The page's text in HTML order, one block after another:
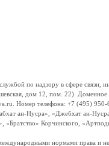
по надзору в сфере связи,
дом 12, пом. 22). Доменное
Номер телефона: +7 (495) 950-
ан-Нусра», «Джебхат ан-
Корчинского,
нормами права и